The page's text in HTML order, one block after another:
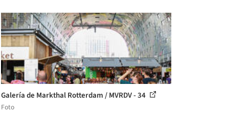
Galería de Markthal Rotterdam / MVRDV - 34
Foto